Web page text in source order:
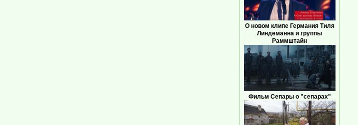
О новом клипе Германия Тиля
Линдеманна и группы
Раммштайн
Фильм Сепары о "сепарах"